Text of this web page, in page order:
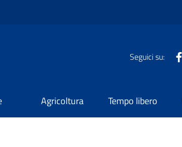
Seguici su:
Agricoltura Tempo libero